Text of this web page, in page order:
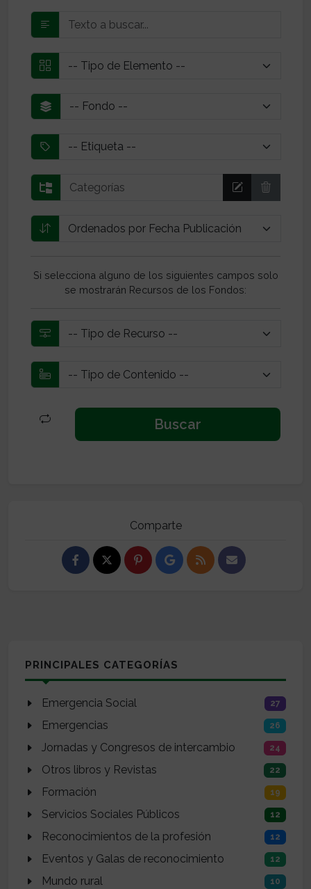
Si selecciona alguno de los siguientes campos solo
se mostrarán Recursos de los Fondos:
Comparte
PRINCIPALES CATEGORÍAS
Emergencia Social 27
Emergencias 26
Jornadas y Congresos de intercambio 24
Otros libros y Revistas 22
Formación 19
Servicios Sociales Públicos 12
Reconocimientos de la profesión 12
Eventos y Galas de reconocimiento 12
Mundo rural 10